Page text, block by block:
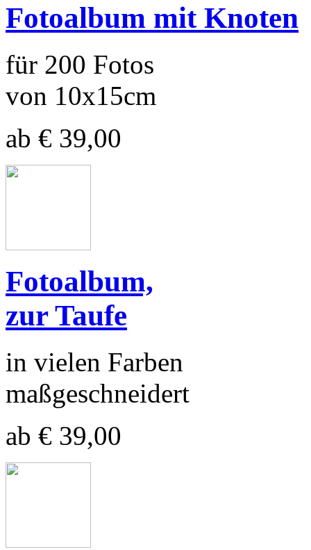
Fotoalbum mit Knoten
für 200 Fotos
von 10x15cm
ab € 39,00
Fotoalbum,
zur Taufe
in vielen Farben
maßgeschneidert
ab € 39,00